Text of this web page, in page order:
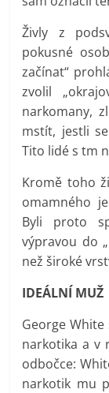
Živly z
pokusné
začínat“
zvolil
narkomany,
mstít, jestli
Tito lidé s tm
Kromě toho
omamného
Byli proto
výpravou do
než široké
IDEÁLNÍ MUŽ
George
narkotika a v
odbočce:
narkotik mu